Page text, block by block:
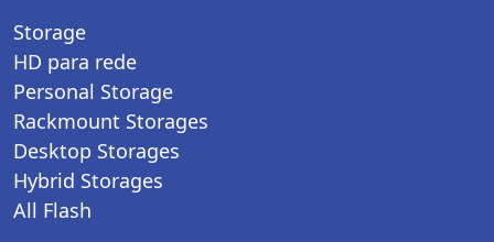
Storage
HD para rede
Personal Storage
Rackmount Storages
Desktop Storages
Hybrid Storages
All Flash